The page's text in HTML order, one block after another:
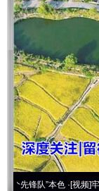
色·[视频]牢记初心使命